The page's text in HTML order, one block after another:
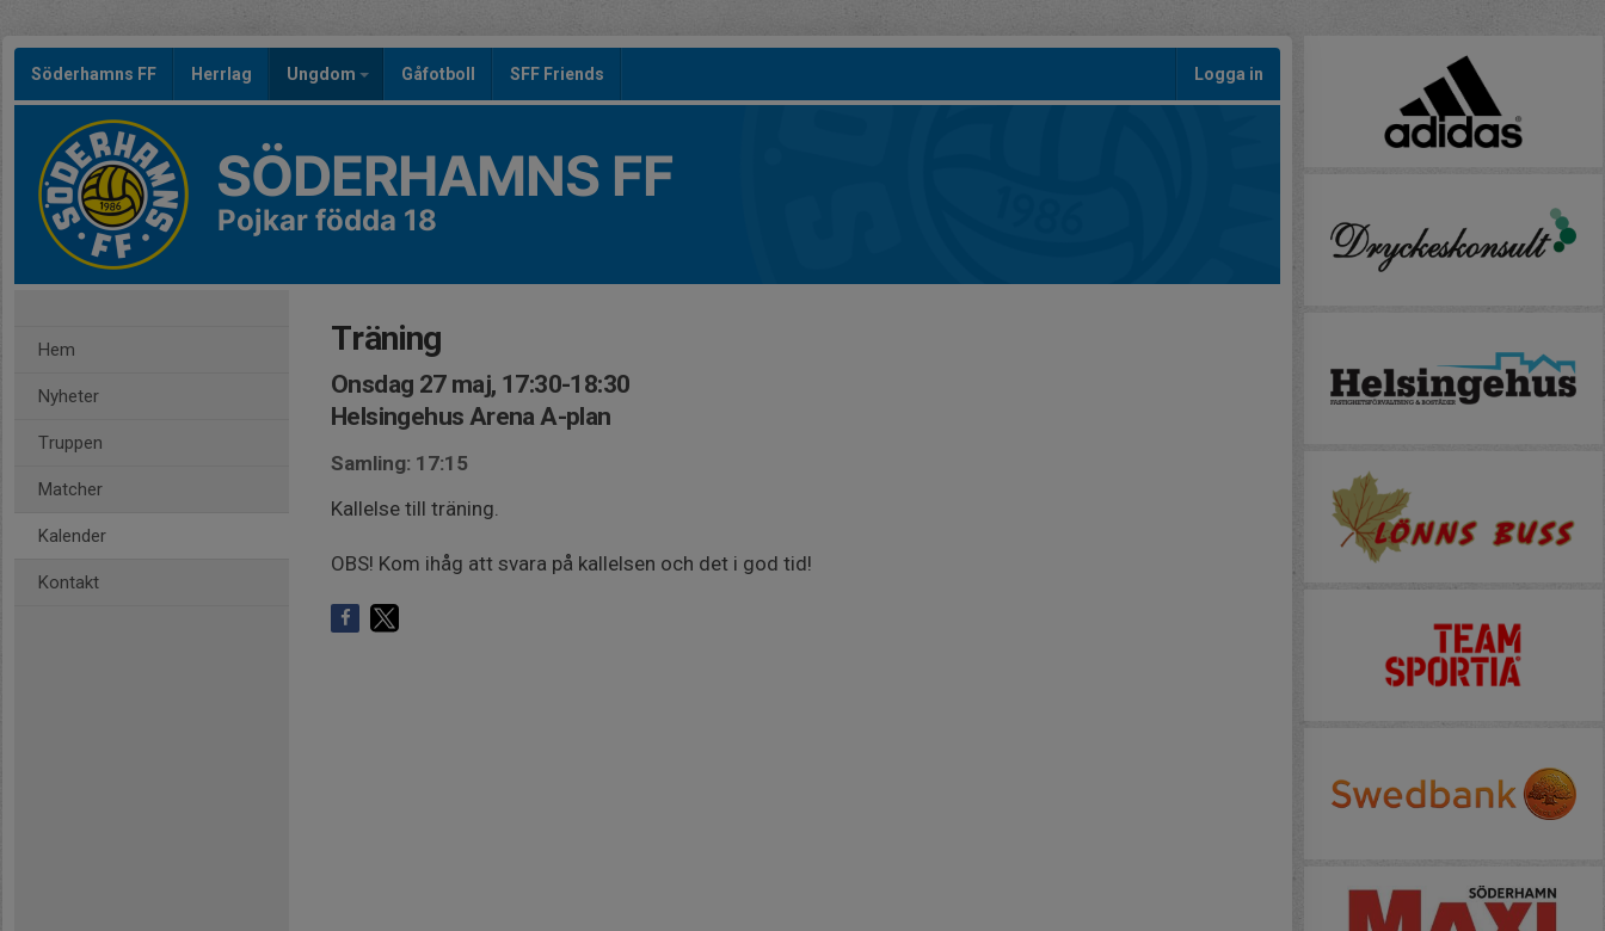
Söderhamns FF Herrlag Ungdom Gåfotboll SFF Friends Logga in
SÖDERHAMNS FF
Pojkar födda 18
Hem
Nyheter
Truppen
Matcher
Kalender
Kontakt
Träning
Onsdag 27 maj, 17:30-18:30
Helsingehus Arena A-plan
Samling: 17:15
Kallelse till träning.
OBS! Kom ihåg att svara på kallelsen och det i god tid!